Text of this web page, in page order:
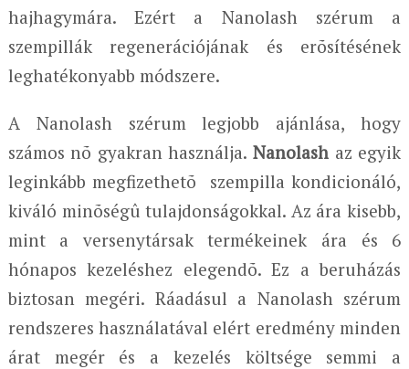
hajhagymára. Ezért a Nanolash szérum a
szempillák regenerációjának és erõsítésének
leghatékonyabb módszere.
A Nanolash szérum legjobb ajánlása, hogy
számos nõ gyakran használja.Nanolash az egyik
leginkább megfizethetõ szempilla kondicionáló,
kiváló minõségû tulajdonságokkal. Az ára kisebb,
mint a versenytársak termékeinek ára és 6
hónapos kezeléshez elegendõ. Ez a beruházás
biztosan megéri. Ráadásul a Nanolash szérum
rendszeres használatával elért eredmény minden
árat megér és a kezelés költsége semmi a